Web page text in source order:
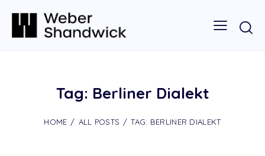
Tag: Berliner Dialekt
HOME ALL POSTS TAG: BERLINER DIALEKT